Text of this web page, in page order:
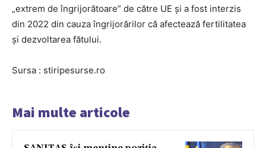
„extrem de îngrijorătoare” de către UE și a fost interzis
din 2022 din cauza îngrijorărilor că afectează fertilitatea
și dezvoltarea fătului.
Sursa : stiripesurse.ro
Mai multe articole